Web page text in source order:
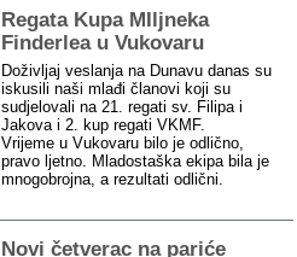
Regata Kupa MIljneka
Finderlea u Vukovaru
Doživljaj veslanja na Dunavu danas su
iskusili naši mlađi članovi koji su
sudjelovali na 21. regati sv. Filipa i
Jakova i 2. kup regati VKMF.
Vrijeme u Vukovaru bilo je odlično,
pravo ljetno. Mladostaška ekipa bila je
mnogobrojna, a rezultati odlični.
Novi četverac na pariće